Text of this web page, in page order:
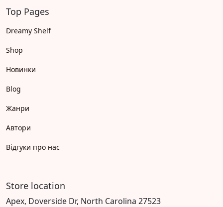
Top Pages
Dreamy Shelf
Shop
Новинки
Blog
Жанри
Автори
Відгуки про нас
Store location
Apex, Doverside Dr, North Carolina 27523